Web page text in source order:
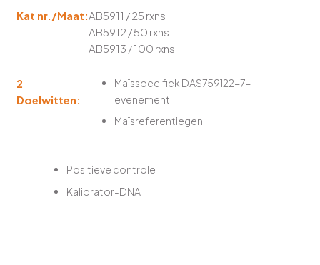
Kat nr./Maat:AB5911 / 25 rxns
AB5912 / 50 rxns
AB5913 / 100 rxns
2
Doelwitten:
Maïsspecifiek DAS759122-7-
evenement
Maïsreferentiegen
Positieve controle
Kalibrator-DNA